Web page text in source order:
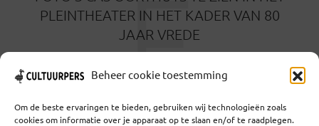
Beheer cookie toestemming
Om de beste ervaringen te bieden, gebruiken wij technologieën zoals
cookies om informatie over je apparaat op te slaan en/of te raadplegen.
PLEINTHEATER IN HET KADER VAN 80
JAAR VREDE
F